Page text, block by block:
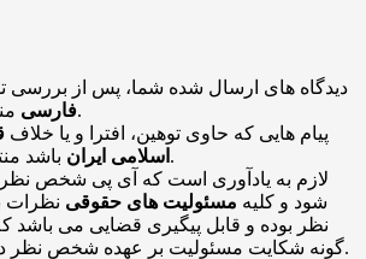
دیدگاه های ارسال شده شما، پس از
فارسیمنتشر خواهد شد.
پیام هایی که حاوی توهین، افترا و یا خلاف
اسلامی ایران باشد منتشر نخواهد شد.
لازم به یادآوری است که آی پی شخص
شود و کلیه مسئولیت های حقوقی
نظر بوده و قابل پیگیری قضایی می باشد
گونه شکایت مسئولیت بر عهده شخص نظر دهنده خواهد بود.